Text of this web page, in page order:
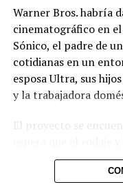
En «Jetset»
James Cameron no cree
Warner Bros. habría
cinematográfico en
Sónico, el padre de
cotidianas en un
esposa Ultra, sus
y la trabajadora
El proyecto se
y que la película
todavía no existe un